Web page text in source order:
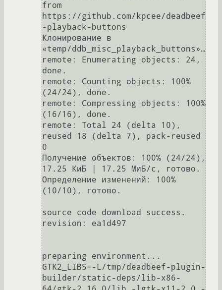
from
https://github.com/kpcee/deadbeef
-playback-buttons
Клонирование в
«temp/ddb_misc_playback_buttons»…
remote: Enumerating objects: 24,
done.
remote: Counting objects: 100%
(24/24), done.
remote: Compressing objects: 100%
(16/16), done.
remote: Total 24 (delta 10),
reused 18 (delta 7), pack-reused
0
Получение объектов: 100% (24/24),
17.25 КиБ | 17.25 МиБ/с, готово.
Определение изменений: 100%
(10/10), готово.
source code download success.
revision: ea1d497
preparing environment...
GTK2_LIBS=-L/tmp/deadbeef-plugin-
builder/static-deps/lib-x86-